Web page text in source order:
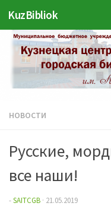
Перейти к
KuzBibliok
НОВОСТИ
Русские,
все наши!
-SAITCGB · 21.05.2019